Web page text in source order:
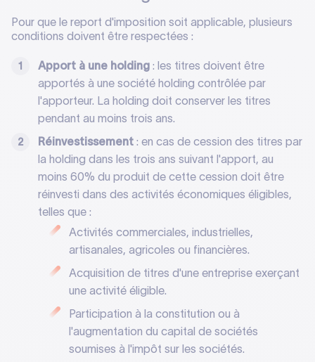
Pour que le report d'imposition soit applicable, plusieurs
conditions doivent être respectées :
Apport à une holding : les titres doivent être
apportés à une société holding contrôlée par
l'apporteur. La holding doit conserver les titres
pendant au moins trois ans.
Réinvestissement : en cas de cession des titres par
la holding dans les trois ans suivant l'apport, au
moins 60% du produit de cette cession doit être
réinvesti dans des activités économiques éligibles,
telles que :
Activités commerciales, industrielles,
artisanales, agricoles ou financières.
Acquisition de titres d'une entreprise exerçant
une activité éligible.
Participation à la constitution ou à
l'augmentation du capital de sociétés
soumises à l'impôt sur les sociétés.